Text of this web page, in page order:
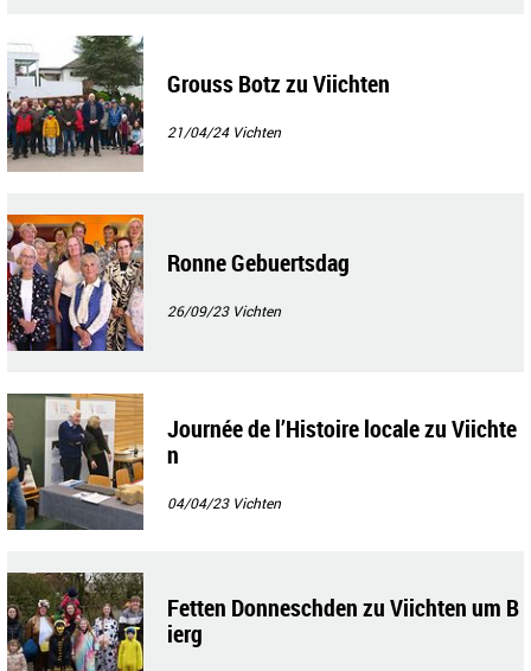
Grouss Botz zu Viichten
21/04/24 Vichten
Ronne Gebuertsdag
26/09/23 Vichten
Journée de l’Histoire locale zu Viichte
n
04/04/23 Vichten
Fetten Donneschden zu Viichten um B
ierg